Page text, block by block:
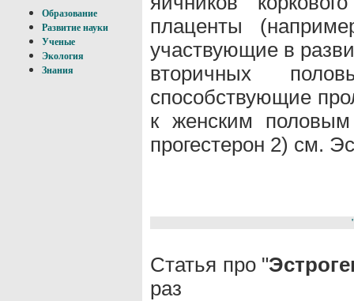
Образование
Развитие науки
Ученые
Экология
Знания
плаценты
участвующие в
вторичных
способствующие
к женским
прогестерон 2) см.
Статья про "
раз